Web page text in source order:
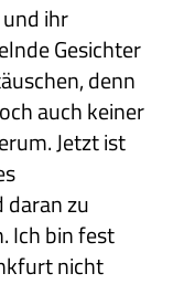
ihr
Gesichter
denn
auch keiner
Jetzt ist
daran zu
Ich bin fest
nicht